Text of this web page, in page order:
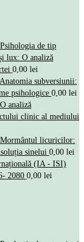
Psihologia de tip
lux: O analiză
0,00 lei
Anatomia subversiunii:
psihologice 0,00 lei
O analiză
clinic al mediului
Mormântul licuricilor:
sinelui 0,00 lei
2080 0,00 lei